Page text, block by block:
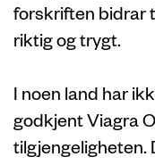
forskriften bidrar
riktig og trygt.
I noen land har
godkjent Viagra
tilgjengeligheten.